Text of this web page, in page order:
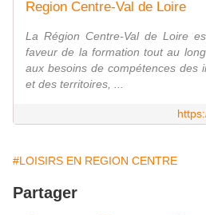
Region Centre-Val de Loire
La Région Centre-Val de Loire
faveur de la formation tout au
aux besoins de compétences des
et des territoires, ...
#LOISIRS EN REGION CENTRE
Partager